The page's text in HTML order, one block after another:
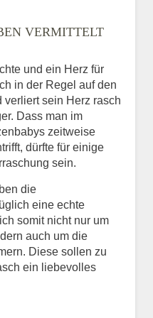
VERMITTELT K
und ein Herz für
in der Regel auf den
verliert sein Herz rasch
Dass man im
zeitweise
dürfte für einige
sein.
die
eine echte
somit nicht nur um
auch um die
Diese sollen zu
ein liebevolles